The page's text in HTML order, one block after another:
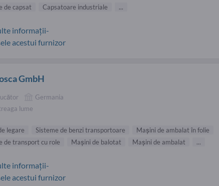
de capsat
Capsatoare industriale ...
informații-
acestui furnizor
GmbH
Germania
lume
legare Sisteme de benzi transportoare
Maşini de ambalat în folie
de transport cu role
Maşini de balotat Maşini de ambalat ...
informații-
acestui furnizor